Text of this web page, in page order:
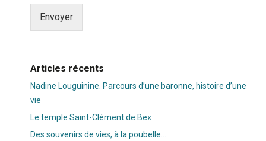
Envoyer
Articles récents
Nadine Louguinine. Parcours d’une baronne, histoire d’une
vie
Le temple Saint-Clément de Bex
Des souvenirs de vies, à la poubelle…